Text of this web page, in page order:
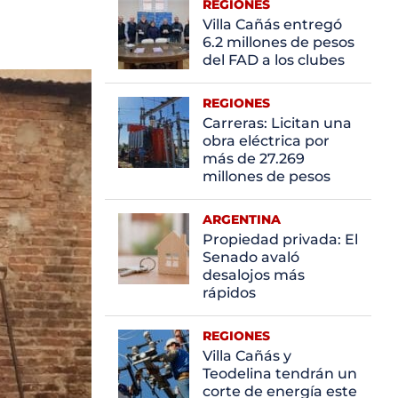
REGIONES
Villa Cañás entregó
6.2 millones de pesos
del FAD a los clubes
REGIONES
Carreras: Licitan una
obra eléctrica por
más de 27.269
millones de pesos
ARGENTINA
Propiedad privada: El
Senado avaló
desalojos más
rápidos
REGIONES
Villa Cañás y
Teodelina tendrán un
corte de energía este